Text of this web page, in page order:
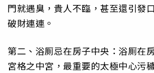
門就遇臭，貴人不臨，甚至還引發
破財連連。
第二、浴厠忌在房子中央：浴厠在
宮格之中宮，最重要的太極中心污